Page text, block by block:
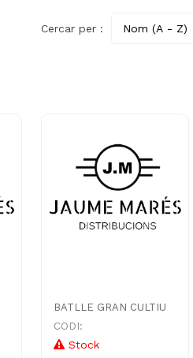
Cercar per :
BATLLE GRAN CULTIU
CODI:
Stock